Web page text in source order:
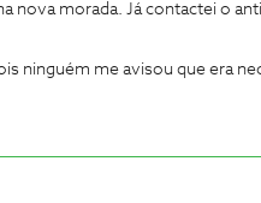
nova morada. Já contactei o
ninguém me avisou que era